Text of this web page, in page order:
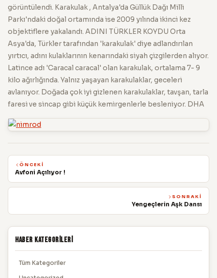
görüntülendi. Karakulak , Antalya'da Güllük Dağı Milli
Parkı'ndaki doğal ortamında ise 2009 yılında ikinci kez
objektiflere yakalandı. ADINI TÜRKLER KOYDU Orta
Asya'da, Türkler tarafından 'karakulak' diye adlandırılan
yırtıcı, adını kulaklarının kenarındaki siyah çizgilerden alıyor.
Latince adı 'Caracal caracal' olan karakulak, ortalama 7- 9
kilo ağırlığında. Yalnız yaşayan karakulaklar, geceleri
avlanıyor. Doğada çok iyi gizlenen karakulaklar, tavşan, tarla
faresi ve sincap gibi küçük kemirgenlerle besleniyor. DHA
ÖNCEKI
Avfoni Açılıyor !
SONRAKI
Yengeçlerin Aşk Dansı
Haber Kategorileri
Tüm Kategoriler